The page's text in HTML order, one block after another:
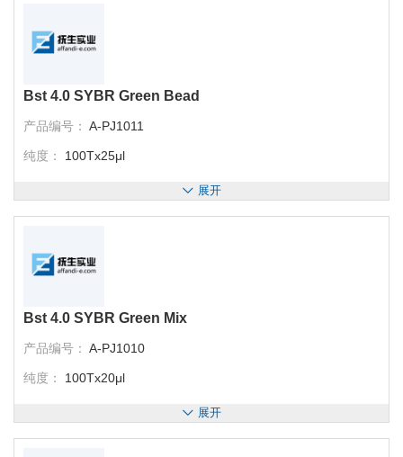
Bst 4.0 SYBR Green Bead
产品编号： A-PJ1011
纯度： 100Tx25μl
展开
Bst 4.0 SYBR Green Mix
产品编号： A-PJ1010
纯度： 100Tx20μl
展开